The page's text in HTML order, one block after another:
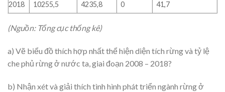
2018
10255,5 4235,8 0 41,7
(Nguồn: Tổng cục thống kê)
a) Vẽ biểu đồ thích hợp nhất thể hiện diện tích rừng và tỷ lệ
che phủ rừng ở nước ta, giai đoạn 2008 – 2018?
b) Nhận xét và giải thích tình hình phát triển ngành rừng ở